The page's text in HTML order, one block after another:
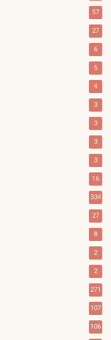
57
27
6
5
4
3
3
3
3
16
334
27
8
2
2
271
107
106